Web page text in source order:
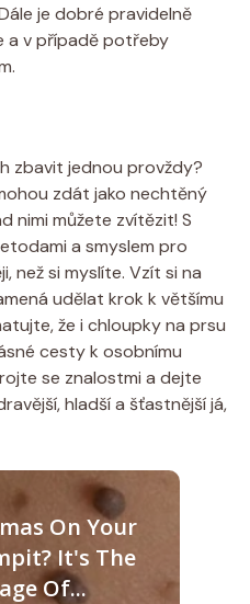
je dobré pravidelně
a v případě potřeby
zbavit jednou provždy?
zdát jako nechtěný
nimi můžete zvítězit! S
a smyslem pro
než si myslíte. Vzít si na
udělat krok k většímu
že i chloupky na prsu
cesty k osobnímu
se znalostmi a dejte
hladší a šťastnější já,
On Your
It's The
Of...